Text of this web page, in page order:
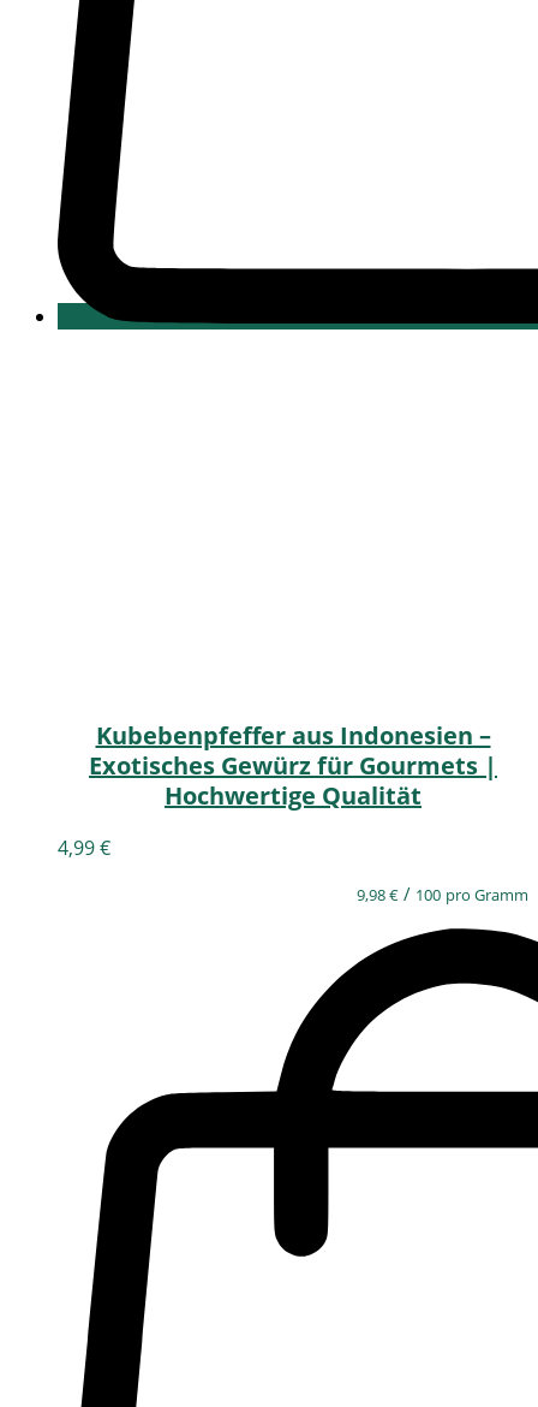
Kubebenpfeffer aus Indonesien –
Exotisches Gewürz für Gourmets |
Hochwertige Qualität
4,99€
9,98€ / 100 pro Gramm